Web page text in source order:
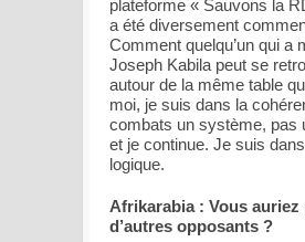
plateforme « Sauvons la
a été diversement
Comment quelqu’un qui a
Joseph Kabila peut se
autour de la même table
moi, je suis dans la
combats un système, pas
et je continue. Je suis
logique.
Afrikarabia : Vous
d’autres opposants ?